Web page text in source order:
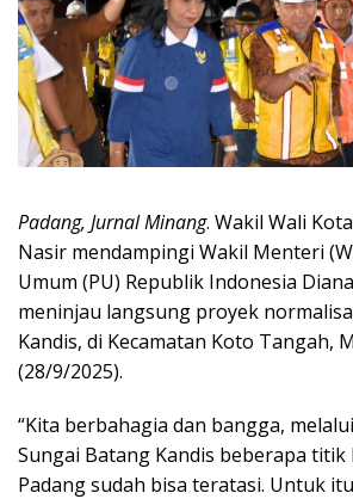
Padang, Jurnal Minang. Wakil Wali
Nasir mendampingi Wakil Menteri
Umum (PU) Republik Indonesia
meninjau langsung proyek
Kandis, di Kecamatan Koto Tangah,
(28/9/2025).
“Kita berbahagia dan bangga,
Sungai Batang Kandis beberapa titik
Padang sudah bisa teratasi. Untuk